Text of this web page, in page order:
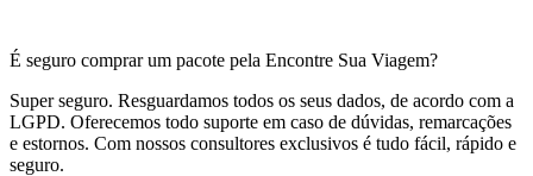
É seguro comprar um pacote pela Encontre Sua Viagem?
Super seguro. Resguardamos todos os seus dados, de acordo com a
LGPD. Oferecemos todo suporte em caso de dúvidas, remarcações
e estornos. Com nossos consultores exclusivos é tudo fácil, rápido e
seguro.